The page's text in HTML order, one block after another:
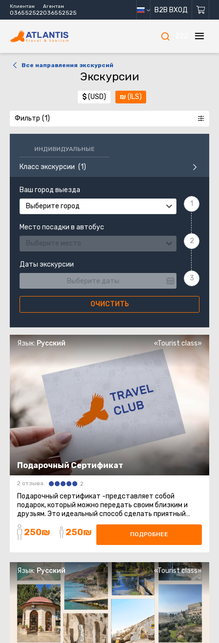
Клиентам
036552522
Агентам
036552525 B2B ВХОД
Все направления экскурсий
Экскурсии
$(USD) ₪ (ILS)
Фильтр
ИНДИВИДУАЛЬНЫЕ
Класс экскурсии
Ваш город выезда
Выберите город
Место посадки в автобус
Выберите место
Даты экскурсии
ОЧИСТИТЬ
Подарочный Сертификат
Язык:Русский «Tourist class»
2 отзыва 2
Подарочный сертификат -представляет собой
подарок, который можно передать своим близким и
друзьям. Это идеальный способ сделать приятный
сюрприз, который позволит ...
250₪ 250₪ ПОДРОБНЕЕ
Язык:Русский «Tourist class»